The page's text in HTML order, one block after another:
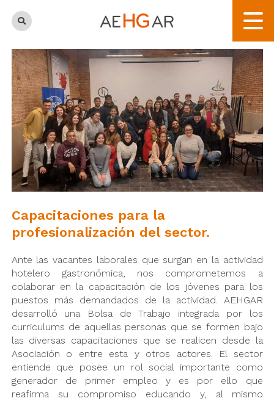
Capacitaciones para la
profesionalización del sector.
Ante las vacantes laborales que surgan en la actividad
hotelero gastronómica, nos comprometemos a
colaborar en la capacitación de los jóvenes para los
puestos más demandados de la actividad. AEHGAR
desarrolló una Bolsa de Trabajo integrada por los
curriculums de aquellas personas que se formen bajo
las diversas capacitaciones que se realicen desde la
Asociación o entre esta y otros actores. El sector
entiende que posee un rol social importante como
generador de primer empleo y es por ello que
reafirma su compromiso educando y, al mismo